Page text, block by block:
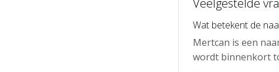
Veelgestelde
Wat betekent de
Mertcan is een
wordt binnenkort